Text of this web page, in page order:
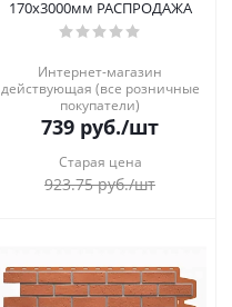
170х3000мм РАСПРОДАЖА
Интернет-магазин
действующая (все розничные
покупатели)
739 руб./шт
Старая цена
923.75руб./шт